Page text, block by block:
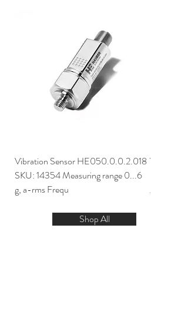
Vibration Sensor HE050.0.0.2.018
SKU: 14354 Measuring range 0...6
g, a-rms Frequ
Vibration
g, a-rms
Shop All